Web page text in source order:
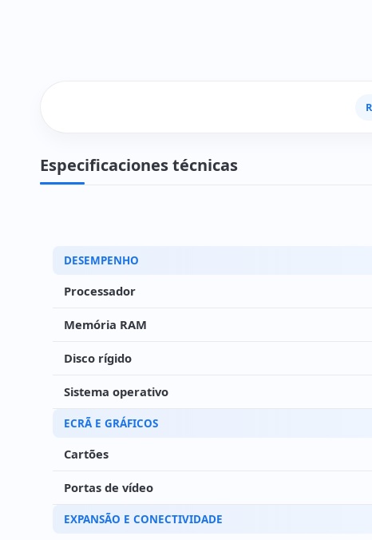
Especificaciones técnicas
DESEMPENHO
Processador
Memória RAM
Disco rígido
Sistema operativo
ECRÃ E GRÁFICOS
Cartões
Portas de vídeo
EXPANSÃO E CONECTIVIDADE